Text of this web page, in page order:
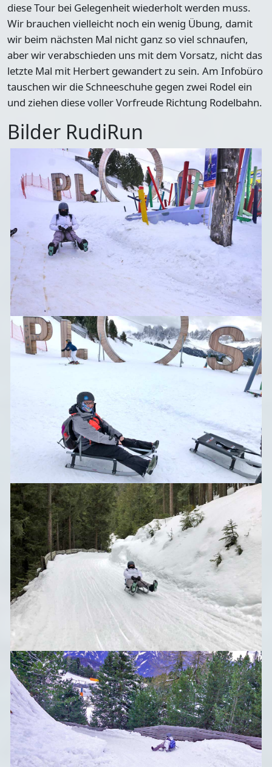
diese Tour bei Gelegenheit wiederholt werden muss.
Wir brauchen vielleicht noch ein wenig Übung, damit
wir beim nächsten Mal nicht ganz so viel schnaufen,
aber wir verabschieden uns mit dem Vorsatz, nicht das
letzte Mal mit Herbert gewandert zu sein. Am Infobüro
tauschen wir die Schneeschuhe gegen zwei Rodel ein
und ziehen diese voller Vorfreude Richtung Rodelbahn.
Bilder RudiRun